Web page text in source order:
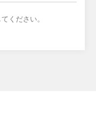
てください。